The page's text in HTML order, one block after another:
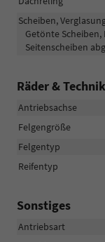
Scheiben,
Getönte
Seitenscheiben
Räder & Technik
Antriebsachse
Felgengröße
Felgentyp
Reifentyp
Sonstiges
Antriebsart